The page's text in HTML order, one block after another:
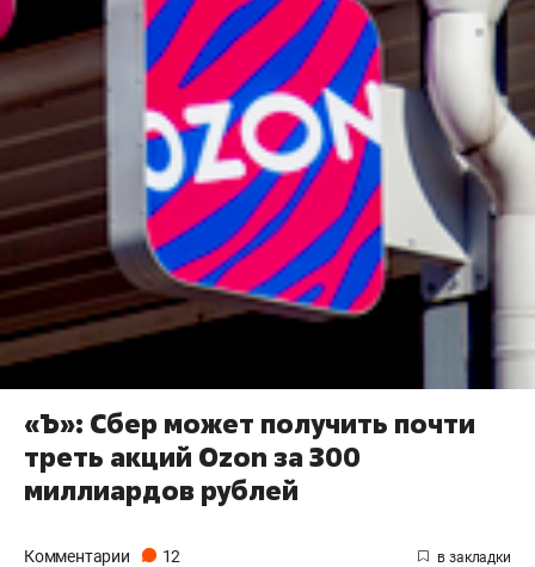
«Ъ»: Сбер может получить почти
треть акций Ozon за 300
миллиардов рублей
Комментарии 12